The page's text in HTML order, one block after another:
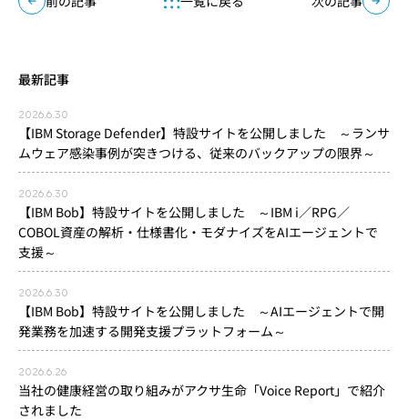
最新記事
2026.6.30
【IBM Storage Defender】特設サイトを公開しました ～ランサ
ムウェア感染事例が突きつける、従来のバックアップの限界～
2026.6.30
【IBM Bob】特設サイトを公開しました ～IBM i／RPG／
COBOL資産の解析・仕様書化・モダナイズをAIエージェントで
支援～
2026.6.30
【IBM Bob】特設サイトを公開しました ～AIエージェントで開
発業務を加速する開発支援プラットフォーム～
2026.6.26
当社の健康経営の取り組みがアクサ生命「Voice Report」で紹介
されました